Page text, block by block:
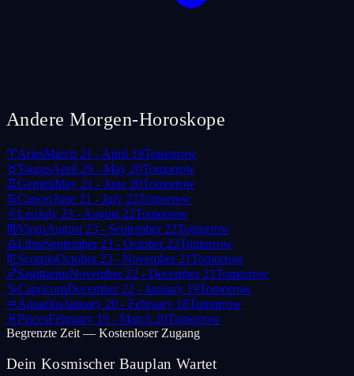
Andere Morgen-Horoskope
♈AriesMarch 21 - April 19Tomorrow
♉TaurusApril 20 - May 20Tomorrow
♊GeminiMay 21 - June 20Tomorrow
♋CancerJune 21 - July 22Tomorrow
♌LeoJuly 23 - August 22Tomorrow
♍VirgoAugust 23 - September 22Tomorrow
♎LibraSeptember 23 - October 22Tomorrow
♏ ScorpioOctober 23 - November 21Tomorrow
♐SagittariusNovember 22 - December 21Tomorrow
♑CapricornDecember 22 - January 19Tomorrow
♒AquariusJanuary 20 - February 18Tomorrow
♓PiscesFebruary 19 - March 20Tomorrow
Begrenzte Zeit — Kostenloser Zugang
Dein Kosmischer Bauplan Wartet